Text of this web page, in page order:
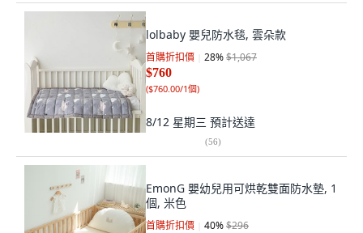
lolbaby 嬰兒防水毯, 雲朵款
首購折扣價 28%$1,067
$760
($760.00/1個)
8/12 星期三 預計送達
(56)
EmonG 嬰幼兒用可烘乾雙面防水墊, 1
個, 米色
首購折扣價 40%$296